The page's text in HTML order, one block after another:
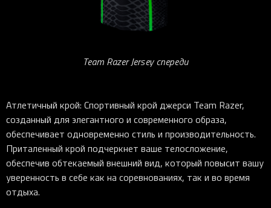
Team Razer Jersey спереди
Атлетичный крой: Спортивный крой джерси Team Razer,
созданный для элегантного и современного образа,
обеспечивает одновременно стиль и производительность.
Приталенный крой подчеркнет ваше телосложение,
обеспечив обтекаемый внешний вид, который повысит вашу
уверенность в себе как на соревнованиях, так и во время
отдыха.